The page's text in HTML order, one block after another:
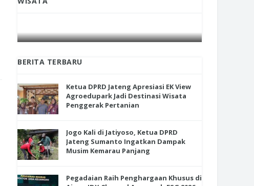
Ketua DPRD Jateng Apresiasi EK
BERITA TERBARU
Ketua DPRD Jateng Apresiasi EK View
Agroedupark Jadi Destinasi Wisata
Penggerak Pertanian
Jogo Kali di Jatiyoso, Ketua DPRD
Jateng Sumanto Ingatkan Dampak
Musim Kemarau Panjang
Pegadaian Raih Penghargaan Khusus di